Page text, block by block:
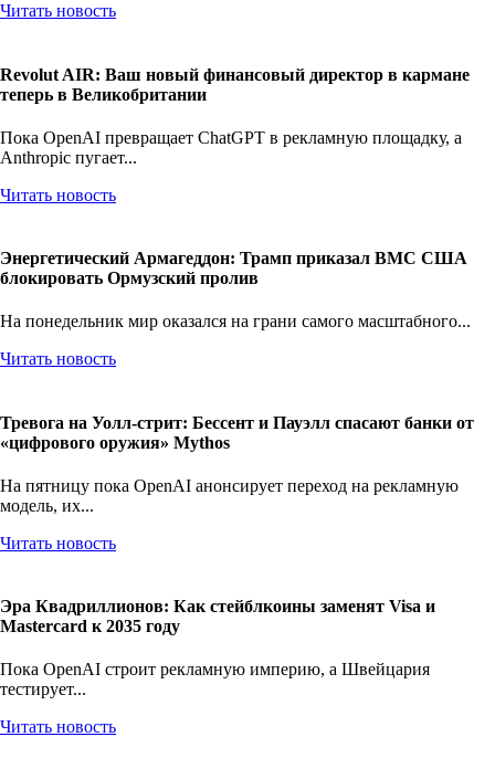
Читать новость
Revolut AIR: Ваш новый финансовый директор в кармане
теперь в Великобритании
Пока OpenAI превращает ChatGPT в рекламную площадку, а
Anthropic пугает...
Читать новость
Энергетический Армагеддон: Трамп приказал ВМС США
блокировать Ормузский пролив
На понедельник мир оказался на грани самого масштабного...
Читать новость
Тревога на Уолл-стрит: Бессент и Пауэлл спасают банки от
«цифрового оружия» Mythos
На пятницу пока OpenAI анонсирует переход на рекламную
модель, их...
Читать новость
Эра Квадриллионов: Как стейблкоины заменят Visa и
Mastercard к 2035 году
Пока OpenAI строит рекламную империю, а Швейцария
тестирует...
Читать новость